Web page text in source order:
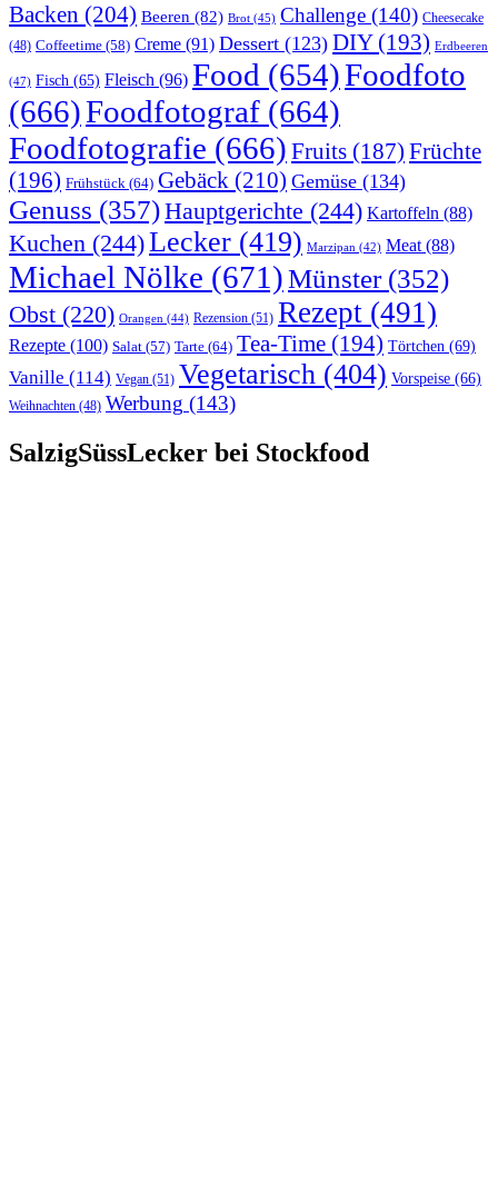
Backen (204) Beeren (82) Brot (45) Challenge (140) Cheesecake
(48) Coffeetime (58) Creme (91) Dessert (123) DIY(193) Erdbeeren
(47) Fisch (65) Fleisch (96) Food (654)Foodfoto
(666)Foodfotograf (664)
Foodfotografie (666) Fruits (187) Früchte
(196) Frühstück (64) Gebäck (210) Gemüse (134)
Genuss (357)Hauptgerichte (244) Kartoffeln (88)
Kuchen (244)Lecker (419) Marzipan (42) Meat (88)
Michael Nölke (671)Münster(352)
Obst (220) Orangen (44) Rezension (51) Rezept (491)
Rezepte (100) Salat (57) Tarte (64) Tea-Time (194) Törtchen (69)
Vanille (114) Vegan (51) Vegetarisch (404) Vorspeise (66)
Weihnachten (48) Werbung (143)
SalzigSüssLecker bei Stockfood